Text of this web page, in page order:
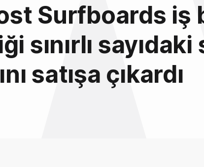
Surfboards iş
sınırlı
satışa çıkardı